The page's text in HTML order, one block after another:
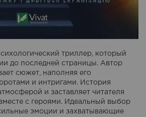
триллер, который
до последней страницы. Автор
сюжет, наполняя его
и интригами. История
и заставляет читателя
с героями. Идеальный выбор
эмоции и захватывающие